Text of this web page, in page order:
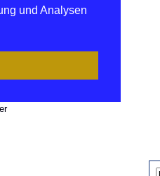
und Analysen